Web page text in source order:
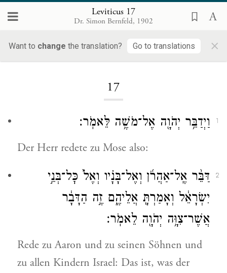
Leviticus 17
Dr. Simon Bernfeld, 1902
Want to change the translation? Go to translations ×
17
1 וַיְדַבֵּ֥ר יְהֹוָ֖ה אֶל־מֹשֶׁ֥ה לֵּאמֹֽר׃
Der Herr redete zu Mose also:
2
דַּבֵּ֨ר אֶֽל־אַהֲרֹ֜ן וְאֶל־בָּנָ֗יו וְאֶל֙ כׇּל־בְּנֵ֣י
יִשְׂרָאֵ֔ל וְאָמַרְתָּ֖ אֲלֵיהֶ֑ם זֶ֣ה הַדָּבָ֔ר
אֲשֶׁר־צִוָּ֥ה יְהֹוָ֖ה לֵאמֹֽר׃
Rede zu Aaron und zu seinen Söhnen und
zu allen Kindern Israel: Das ist, was der